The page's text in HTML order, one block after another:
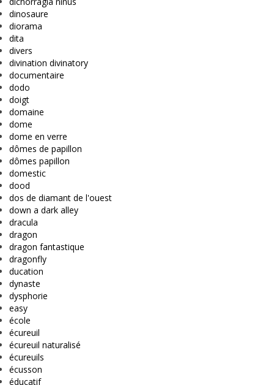
dinosaure
diorama
dita
divers
divination divinatory
documentaire
dodo
doigt
domaine
dome
dome en verre
dômes de papillon
dômes papillon
domestic
dood
dos de diamant de l'ouest
down a dark alley
dracula
dragon
dragon fantastique
dragonfly
ducation
dynaste
dysphorie
easy
école
écureuil
écureuil naturalisé
écureuils
écusson
éducatif